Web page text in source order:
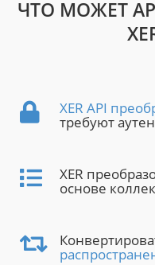
ЧТО МОЖЕТ
XER API
требуют
XER
основе